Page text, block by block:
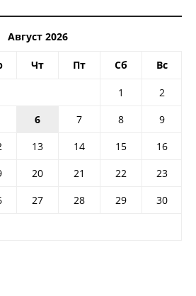
Август 2026
Чт Пт Сб Вс
1
2
6 7 8
9
13 14 15
16
20 21 22
23
27 28 29
30